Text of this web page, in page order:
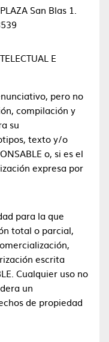
San Blas 1.
E
pero no
compilación y
su
texto y/o
o, si es el
expresa por
para la que
total o parcial,
escrita
Cualquier uso no
un
de propiedad